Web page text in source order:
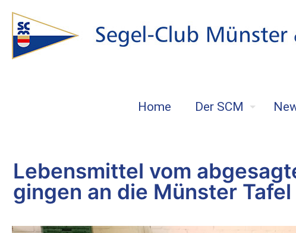
Home Der SCM
Lebensmittel vom
gingen an die Münster Tafel